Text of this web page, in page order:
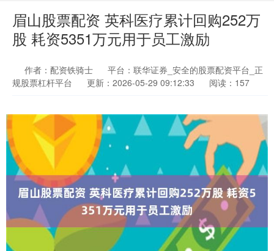
眉山股票配资 英科医疗累计回购252万
股 耗资5351万元用于员工激励
作者：配资铁骑士
平台：联华证券_安全的股票配资平台_正
规股票杠杆平台
更新：2026-05-29 09:12:33 阅读：157